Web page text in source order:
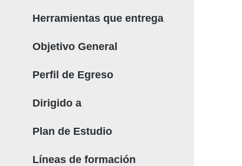
Herramientas que entrega
Objetivo General
Perfil de Egreso
Dirigido a
Plan de Estudio
Líneas de formación